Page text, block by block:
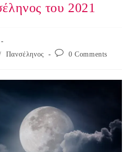
του 2021
Πανσέληνος
Post 0 Comments